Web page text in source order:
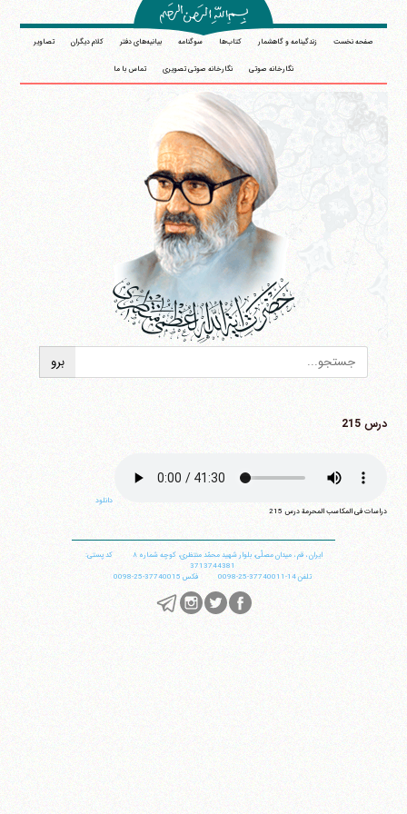
صفحه نخست زندگینامه و گاهشمار کتاب‌ها سوگنامه بیانیه‌های دفتر کلام دیگران تصاویر
نگارخانه صوتی نگارخانه صوتی تصویری تماس با ما
درس 215
دانلود
دراسات فی المکاسب المحرمة درس 215
ایران،قم،میدان مصلّی، بلوار شهید محمّد منتظری، كوچه شماره ٨
کد پستی:
3713744381
تلفن14-37740011-25-0098 فکس 37740015-25-0098
آیت‌الله منتظری
وب سایت رسمی آیت‌الله منتظری
قم،میدان مصلّی، بلوار شهید محمّد منتظری، كوچه
شماره ٨ کد پستی: 3713744381
فکس37740015-25-98+